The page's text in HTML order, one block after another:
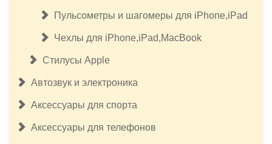
Пульсометры и шагомеры для iPhone,iPad
Чехлы для iPhone,iPad,MacBook
Стилусы Apple
Автозвук и электроника
Аксессуары для спорта
Аксессуары для телефонов